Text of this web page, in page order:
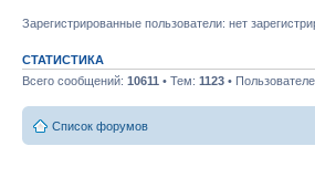
Зарегистрированные пользователи: нет
СТАТИСТИКА
Всего сообщений: 10611 • Тем: 1123 •
Список форумов